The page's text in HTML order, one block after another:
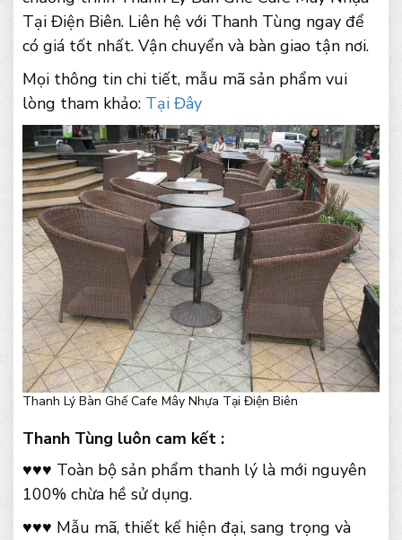
Tại Điện Biên. Liên hệ với Thanh Tùng ngay để
có giá tốt nhất. Vận chuyển và bàn giao tận nơi.
Mọi thông tin chi tiết, mẫu mã sản phẩm vui
lòng tham khảo: Tại Đây
Thanh Lý Bàn Ghế Cafe Mây Nhựa Tại Điện Biên
Thanh Tùng luôn cam kết :
♥♥♥ Toàn bộ sản phẩm thanh lý là mới nguyên
100% chừa hề sử dụng.
♥♥♥ Mẫu mã, thiết kế hiện đại, sang trọng và